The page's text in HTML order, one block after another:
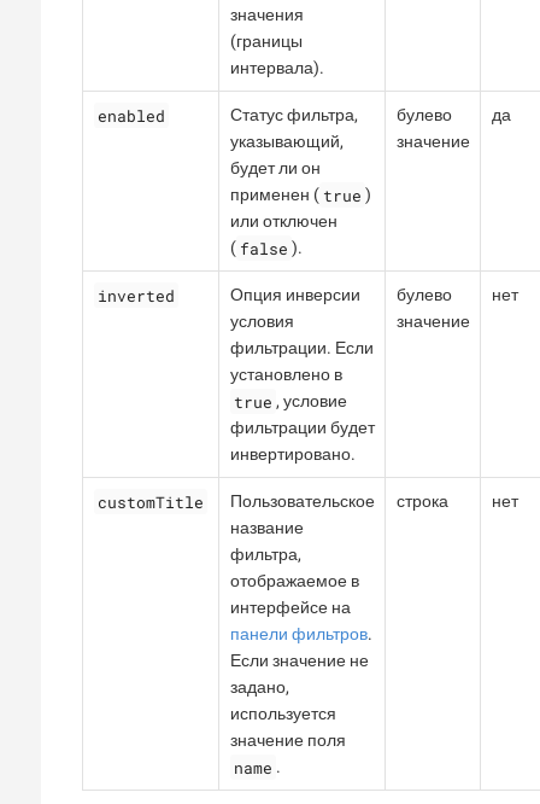
значения
(границы
интервала).
enabled
Статус фильтра,
указывающий,
будет ли он
применен ( true )
или отключен
( false ).
булево
значение
да
inverted
Опция инверсии
условия
фильтрации. Если
установлено в
true , условие
фильтрации будет
инвертировано.
булево
значение
нет
customTitle
Пользовательское
название
фильтра,
отображаемое в
интерфейсе на
панели фильтров.
Если значение не
задано,
используется
значение поля
name .
строка нет